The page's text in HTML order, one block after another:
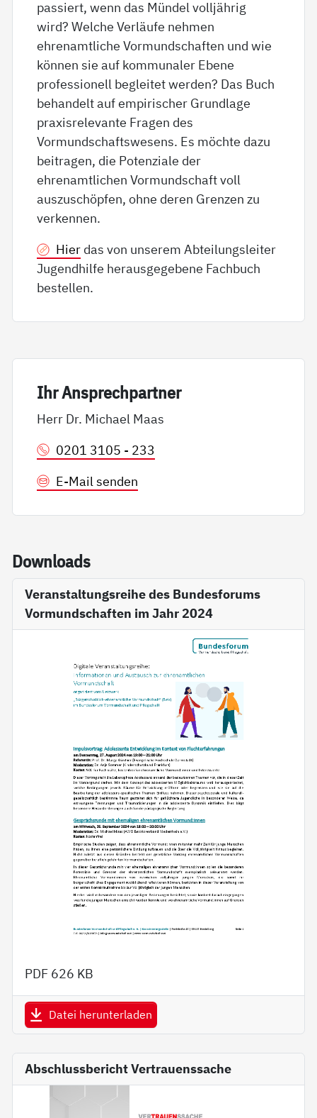
passiert, wenn das Mündel volljährig
wird? Welche Verläufe nehmen
ehrenamtliche Vormundschaften und wie
können sie auf kommunaler Ebene
professionell begleitet werden? Das Buch
behandelt auf empirischer Grundlage
praxisrelevante Fragen des
Vormundschaftswesens. Es möchte dazu
beitragen, die Potenziale der
ehrenamtlichen Vormundschaft voll
auszuschöpfen, ohne deren Grenzen zu
verkennen.
Hierdas von unserem Abteilungsleiter
Jugendhilfe herausgegebene Fachbuch
bestellen.
Ihr An­sp­rech­part­ner
Herr Dr. Michael Maas
0201 3105 - 233
E-Mail senden
Down­loads
Veranstaltungsreihe des Bundesforums
Vormundschaften im Jahr 2024
PDF 626 KB
Datei herunterladen
Abschlussbericht Vertrauenssache